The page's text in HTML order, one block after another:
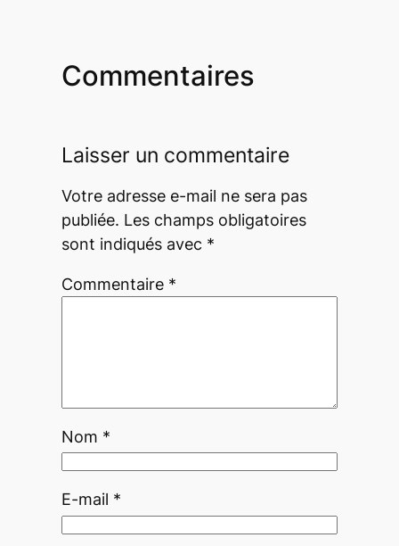
Commentaires
Laisser un commentaire
Votre adresse e-mail ne sera pas
publiée. Les champs obligatoires
sont indiqués avec *
Commentaire *
Nom *
E-mail *